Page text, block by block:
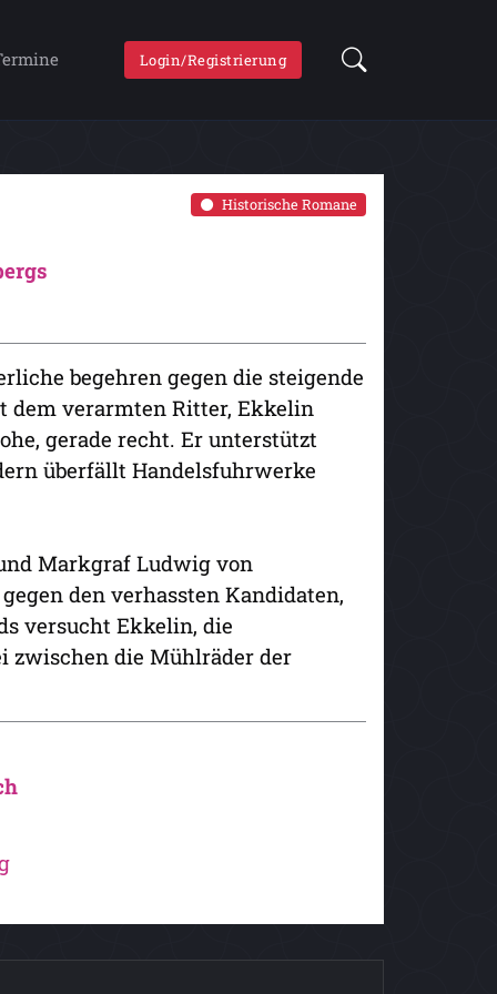
Login/Registrierung
Historische Romane
begehren gegen die steigende
dem verarmten Ritter, Ekkelin
gerade recht. Er unterstützt
überfällt Handelsfuhrwerke
Markgraf Ludwig von
den verhassten Kandidaten,
versucht Ekkelin, die
zwischen die Mühlräder der